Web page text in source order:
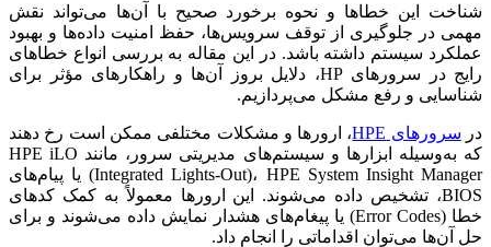
شناخت این خطاها و نحوه برخورد صحیح با آن‌ها می‌تواند نقش
مهمی در جلوگیری از توقف سرویس‌ها، حفظ امنیت داده‌ها و بهبود
عملکرد سیستم داشته باشد. در این مقاله به بررسی انواع خطاهای
رایج در سرورهای HP، دلایل بروز آن‌ها و راهکارهای مؤثر برای
شناسایی و رفع مشکل می‌پردازیم.
در سرورهای HPE
، ارورها و مشکلات مختلفی ممکن است رخ دهند
که به‌وسیله ابزارها و سیستم‌های مدیریتی سرور، مانند HPE iLO
(Integrated Lights-Out)، HPE System Insight Manager یا پیام‌های
BIOS، تشخیص داده می‌شوند. این ارورها معمولاً به کمک کدهای
خطا (Error Codes) یا پیغام‌های هشدار نمایش داده می‌شوند و برای
حل آن‌ها می‌توان اقداماتی را انجام داد.